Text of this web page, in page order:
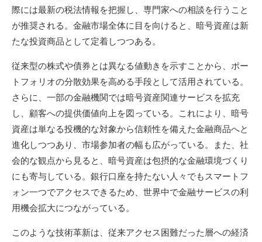
際には最新の税法情報を把握し、専門家への相談を行うこと
が推奨される。金融市場全体に目を向けると、暗号資産は新
たな投資商品として定着しつつある。
従来型の株式や債券とは異なる値動きを示すことから、ポー
トフォリオの分散効果を高める手段として活用されている。
さらに、一部の金融機関では暗号資産関連サービスを拡充
し、顧客への提供価値向上を図っている。これにより、暗号
資産は単なる投機的な対象から信頼性を備えた金融商品へと
進化しつつあり、市場参加者の幅も広がっている。また、社
会的な観点から見ると、暗号資産は包摂的な金融環境づくり
にも寄与している。銀行口座を持たない人々でもスマートフ
ォン一つでアクセスできるため、世界中で金融サービスの利
用機会拡大につながっている。
このような技術革新は、従来アクセス困難だった層への経済